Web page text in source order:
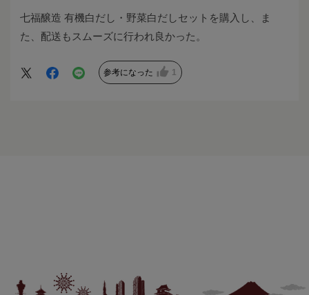
七福醸造 有機白だし・野菜白だしセットを購入し、ま
た、配送もスムーズに行われ良かった。
参考になった 1